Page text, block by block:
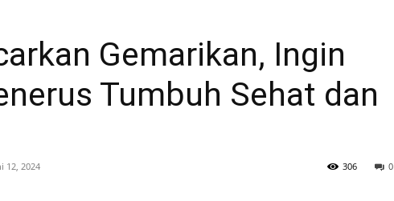
Gemarikan, Ingin
Tumbuh Sehat dan
12, 2024 0
306